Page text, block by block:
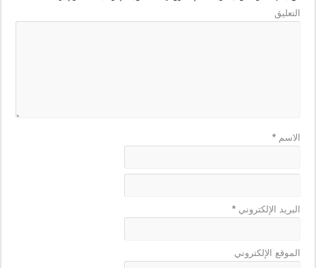
التعليق
الاسم*
البريد الإلكتروني*
الموقع الإلكتروني